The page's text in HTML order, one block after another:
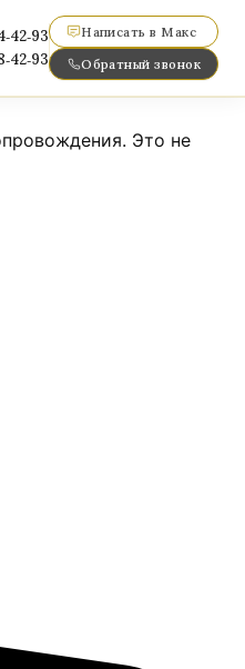
Написать в Макс
Обратный звонок
Это не